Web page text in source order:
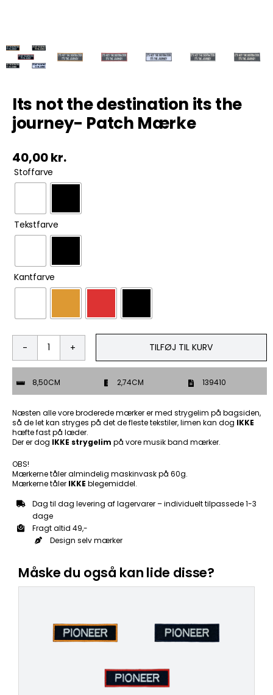
ØL & Spiritus
Tøj & Andre Varer
Rodkasse/Tilbud
Its not the destination its the
journey- Patch Mærke
40,00kr.
Stoffarve
Tekstfarve
Kantfarve
Its
not
destination
its
the
journey-
Patch
Mærke
TILFØJ TIL KURV
8,50CM 2,74CM 139410
Næsten alle vore broderede mærker er med strygelim på bagsiden,
så de let kan stryges på det de fleste tekstiler, limen kan dog IKKE
hæfte fast på læder.
Der er dog IKKE strygelim på vore musik band mærker.
OBS!
Mærkerne tåler almindelig maskinvask på 60g.
Mærkerne tåler IKKE blegemiddel.
Dag til dag levering af lagervarer – individuelt tilpassede 1-3
dage
Fragt altid 49,-
Design selv mærker
Måske du også kan lide disse?